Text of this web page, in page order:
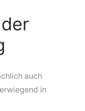
auch
in